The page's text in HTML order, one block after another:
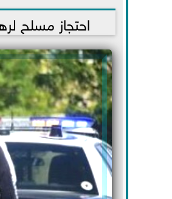
2022-01-15 23:12:52احتجاز مسلح